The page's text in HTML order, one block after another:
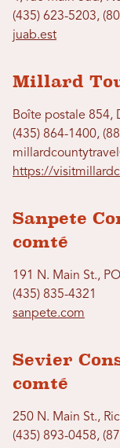
(435) 623-5203,
juab.est
Millard
Boîte postale 854,
(435) 864-1400,
https://
Sanpete
comté
191 N. Main St.,
(435) 835-4321
sanpete.com
Sevier
comté
250 N. Main St.,
(435) 893-0458,